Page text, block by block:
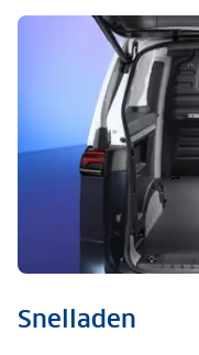
Snelladen